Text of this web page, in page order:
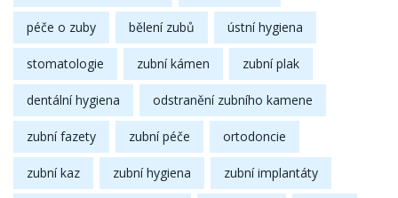
péče o zuby bělení zubů ústní hygiena
stomatologie zubní kámen zubní plak
dentální hygiena odstranění zubního kamene
zubní fazety zubní péče ortodoncie
zubní kaz zubní hygiena zubní implantáty